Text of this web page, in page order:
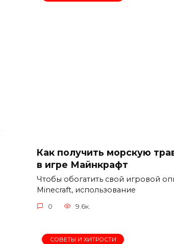
Как получить морскую
в игре Майнкрафт
Чтобы обогатить свой игровой
Minecraft, использование
0 9.6к.
СОВЕТЫ И ХИТРОСТИ